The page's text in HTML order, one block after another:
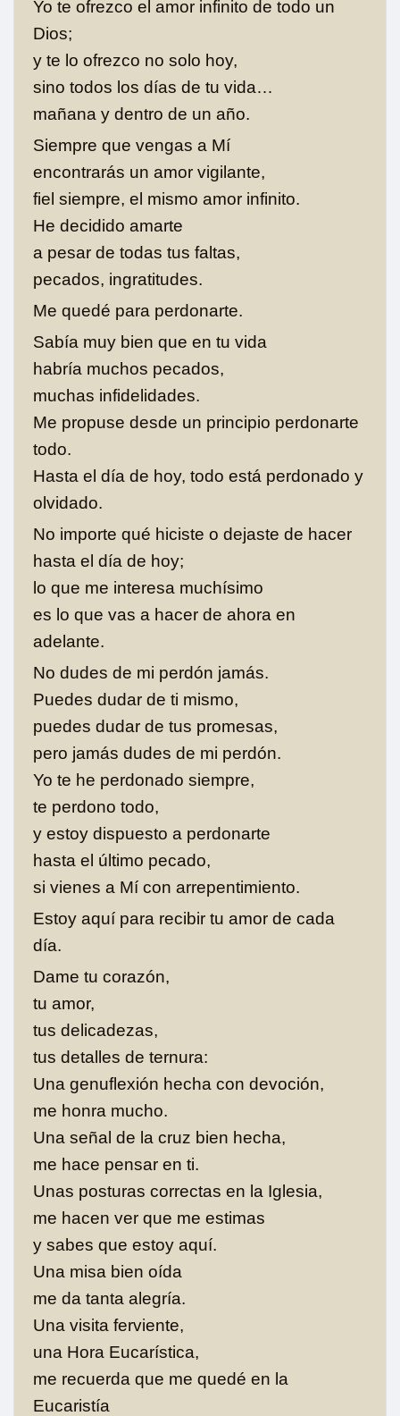
Yo te ofrezco el amor infinito de todo un
Dios;
y te lo ofrezco no solo hoy,
sino todos los días de tu vida…
mañana y dentro de un año.
Siempre que vengas a Mí
encontrarás un amor vigilante,
fiel siempre, el mismo amor infinito.
He decidido amarte
a pesar de todas tus faltas,
pecados, ingratitudes.
Me quedé para perdonarte.
Sabía muy bien que en tu vida
habría muchos pecados,
muchas infidelidades.
Me propuse desde un principio perdonarte
todo.
Hasta el día de hoy, todo está perdonado y
olvidado.
No importe qué hiciste o dejaste de hacer
hasta el día de hoy;
lo que me interesa muchísimo
es lo que vas a hacer de ahora en
adelante.
No dudes de mi perdón jamás.
Puedes dudar de ti mismo,
puedes dudar de tus promesas,
pero jamás dudes de mi perdón.
Yo te he perdonado siempre,
te perdono todo,
y estoy dispuesto a perdonarte
hasta el último pecado,
si vienes a Mí con arrepentimiento.
Estoy aquí para recibir tu amor de cada
día.
Dame tu corazón,
tu amor,
tus delicadezas,
tus detalles de ternura:
Una genuflexión hecha con devoción,
me honra mucho.
Una señal de la cruz bien hecha,
me hace pensar en ti.
Unas posturas correctas en la Iglesia,
me hacen ver que me estimas
y sabes que estoy aquí.
Una misa bien oída
me da tanta alegría.
Una visita ferviente,
una Hora Eucarística,
me recuerda que me quedé en la
Eucaristía